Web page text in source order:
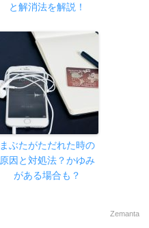
と解消法を解説！
まぶたがただれた時の
原因と対処法？かゆみ
がある場合も？
Zemanta